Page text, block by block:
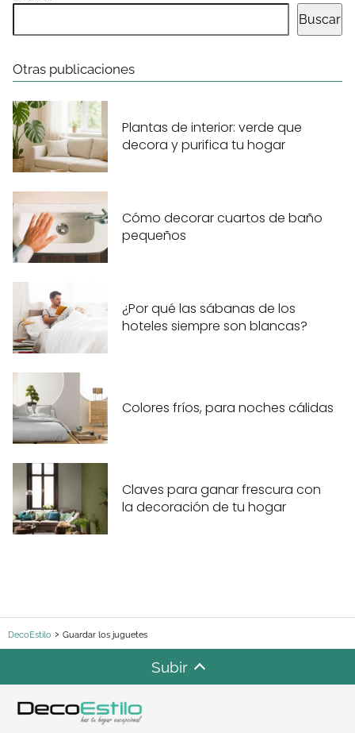
Buscar
Otras publicaciones
Plantas de interior: verde que
decora y purifica tu hogar
Cómo decorar cuartos de baño
pequeños
¿Por qué las sábanas de los
hoteles siempre son blancas?
Colores fríos, para noches cálidas
Claves para ganar frescura con
la decoración de tu hogar
DecoEstilo Guardar los juguetes
Subir